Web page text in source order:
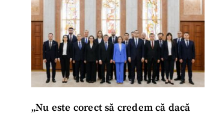
„Nu este corect să credem că dacă